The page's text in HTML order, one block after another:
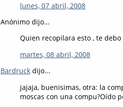
lunes, 07 abril, 2008
Anónimo dijo...
Quien recopilara esto , te
martes, 08 abril, 2008
Bardruck dijo...
jajaja, buenisimas, otra: la
moscas con una compu?Oído